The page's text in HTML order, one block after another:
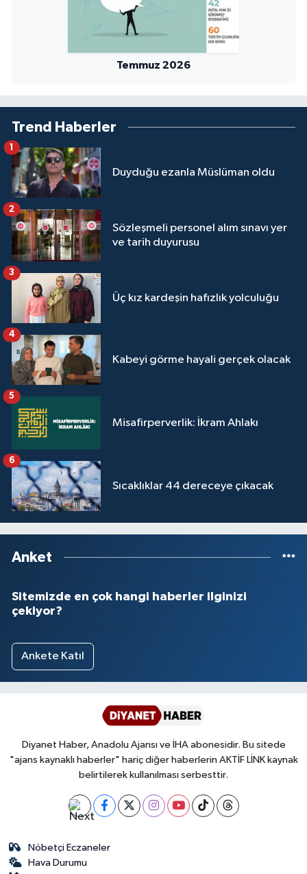
Temmuz 2026
Trend Haberler
Duyduğu ezanla Müslüman oldu
1
Sözleşmeli personel alım sınavı yer
ve tarih duyurusu
2
Üç kız kardeşin hafızlık yolculuğu
3
Kabeyi görme hayali gerçek olacak
4
Misafirperverlik: İkram Ahlakı
5
Sıcaklıklar 44 dereceye çıkacak
6
Anket
Sitemizde en çok hangi haberler ilginizi
çekiyor?
Ankete Katıl
Diyanet Haber, Anadolu Ajansı ve İHA abonesidir. Bu sitede
"ajans kaynaklı haberler" hariç diğer haberlerin AKTİF LİNK kaynak
belirtilerek kullanılması serbesttir.
Nöbetçi Eczaneler
Hava Durumu
Ordu Müftülüğü
Osmaniye Müftülüğü
Sakarya Müftülüğü
Samsun Müftülüğü
Siirt Müftülüğü
Sinop Müftülüğü
Şanlıurfa Müftülüğü
Şırnak Müftülüğü
Tekirdağ Müftülüğü
Tokat Müftülüğü
Trabzon Müftülüğü
Tunceli Müftülüğü
Uşak Müftülüğü
Yozgat Müftülüğü
Zonguldak Müftülüğü